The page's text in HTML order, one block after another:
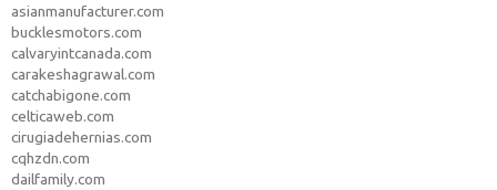
asianmanufacturer.com
bucklesmotors.com
calvaryintcanada.com
carakeshagrawal.com
catchabigone.com
celticaweb.com
cirugiadehernias.com
cqhzdn.com
dailfamily.com